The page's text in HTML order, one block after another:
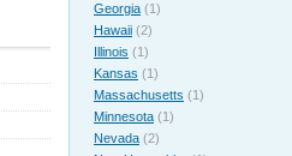
Georgia (1)
Hawaii (2)
Illinois (1)
Kansas (1)
Massachusetts (1)
Minnesota (1)
Nevada (2)